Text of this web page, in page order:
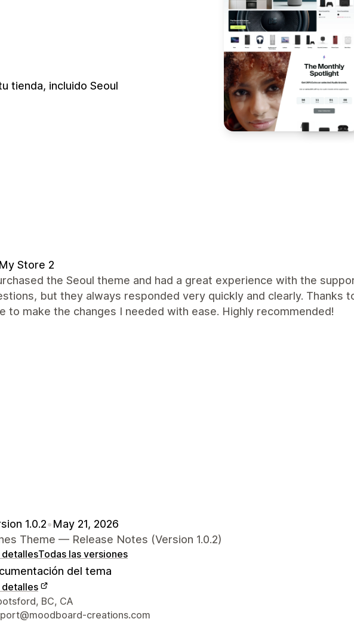
tienda, incluido Seoul
My Store 2
the Seoul theme and had a great experience with the
but they always responded very quickly and clearly. Thanks
to make the changes I needed with ease. Highly recommended!
1.0.2•May 21, 2026
Theme — Release Notes (Version 1.0.2)
detallesTodas las versiones
del tema
detalles
de contacto del diseñador
BC, CA
creations.com